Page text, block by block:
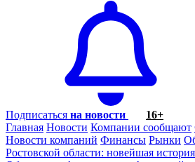
Подписаться на новости
16+
Главная Новости Компании сообщают
Новости компаний Финансы Рынки
Ростовской области: новейшая история